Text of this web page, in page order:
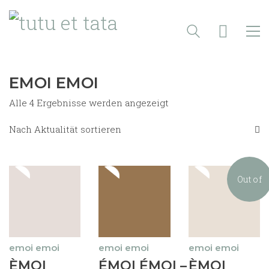
EMOI EMOI
Alle 4 Ergebnisse werden angezeigt
Nach Aktualität sortieren
emoi emoi
Dieses
ÈMOI
emoi emoi
Dieses
ÉMOI ÉMOI –
Out of
emoi emoi
Dieses
ÈMOI